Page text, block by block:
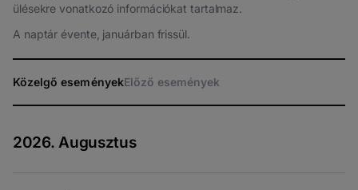
ülésekre vonatkozó információkat tartalmaz.
A naptár évente, januárban frissül.
Közelgő eseményekElőző események
2026. Augusztus